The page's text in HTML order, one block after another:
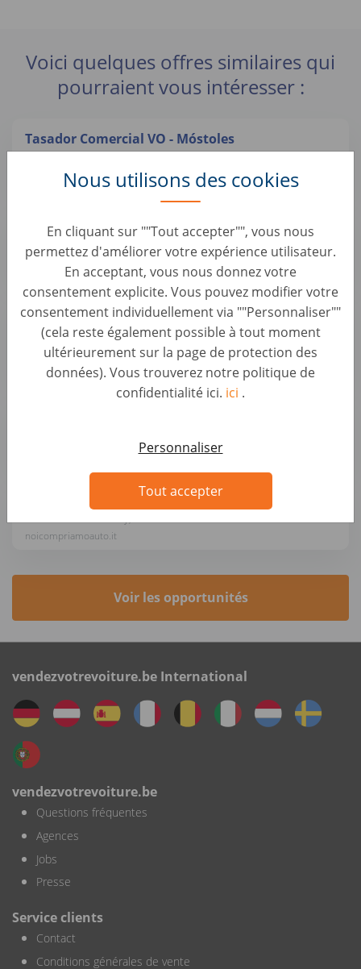
Nous utilisons des cookies
En cliquant sur ""Tout accepter"", vous nous
permettez d'améliorer votre expérience utilisateur.
En acceptant, vous nous donnez votre
consentement explicite. Vous pouvez modifier votre
consentement individuellement via ""Personnaliser""
(cela reste également possible à tout moment
ultérieurement sur la page de protection des
données). Vous trouverez notre politique de
confidentialité ici. ici .
Personnaliser
Tout accepter
Voici quelques offres similaires qui
pourraient vous intéresser :
Tasador Comercial VO - Móstoles
AUTO1 Group
Préparateur esthétique automobile (H/F)
Automotive Roles • France, Montataire
Autohero
Sachbearbeiter Ankaufsmanagement (B2B)
(d/m/w)
Backoffice & Operational Roles • Germany, Berlin
AUTO1 Group
Addetto/a Acquisti Auto Monza-Villasanta
noicompriamoauto.it
Voir les opportunités
vendezvotrevoiture.be International
vendezvotrevoiture.be
Questions fréquentes
Agences
Jobs
Presse
Service clients
Contact
Conditions générales de vente